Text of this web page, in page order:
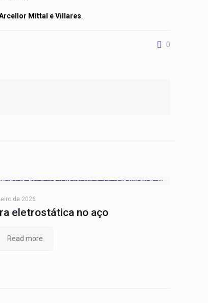
Mittal e Villares
0
de 2026
eletrostática no aço
Read more